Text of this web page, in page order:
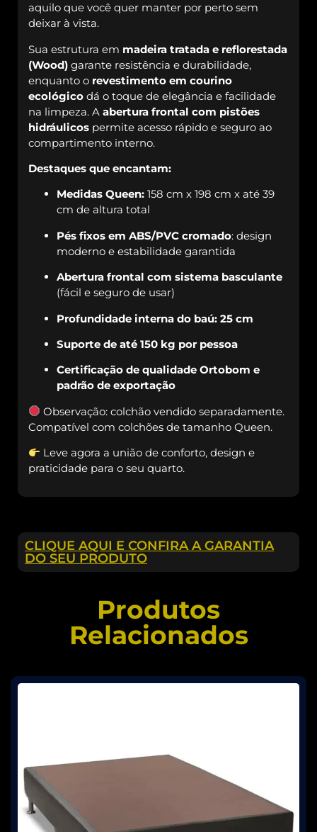
aquilo que você quer manter por perto sem
deixar à vista.
Sua estrutura em madeira tratada e reflorestada
(Wood) garante resistência e durabilidade,
enquanto o revestimento em courino
ecológico dá o toque de elegância e facilidade
na limpeza. A abertura frontal com pistões
hidráulicos permite acesso rápido e seguro ao
compartimento interno.
Destaques que encantam:
Medidas Queen: 158 cm x 198 cm x até 39
cm de altura total
Pés fixos em ABS/PVC cromado: design
moderno e estabilidade garantida
Abertura frontal com sistema basculante
(fácil e seguro de usar)
Profundidade interna do baú: 25 cm
Suporte de até 150 kg por pessoa
Certificação de qualidade Ortobom e
padrão de exportação
Observação: colchão vendido separadamente.
Compatível com colchões de tamanho Queen.
Leve agora a união de conforto, design e
praticidade para o seu quarto.
CLIQUE AQUI E CONFIRA A GARANTIA
DO SEU PRODUTO
Produtos
Relacionados